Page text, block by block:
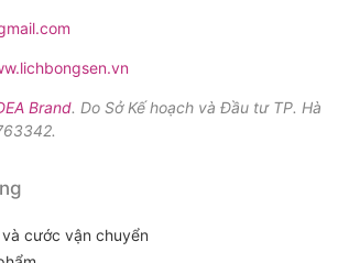
Brand. Do Sở Kế hoạch và Đầu tư TP. Hà
cước vận chuyển